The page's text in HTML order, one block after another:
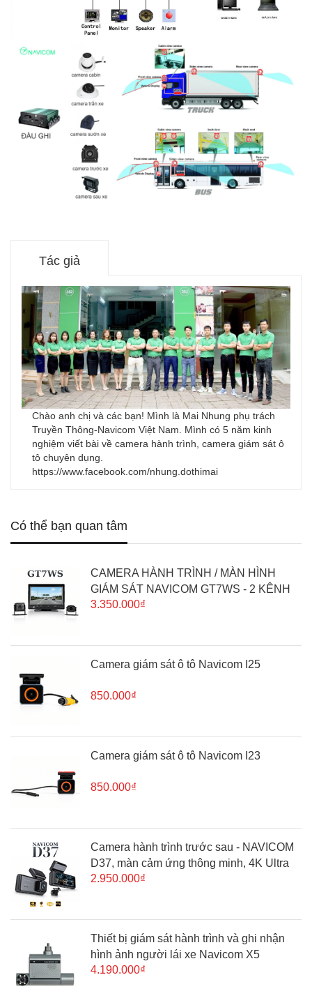
Tác giả
Chào anh chị và các bạn! Mình là Mai Nhung phụ trách
Truyền Thông-Navicom Việt Nam. Mình có 5 năm kinh
nghiệm viết bài về camera hành trình, camera giám sát ô
tô chuyên dụng.
https://www.facebook.com/nhung.dothimai
Có thể bạn quan tâm
CAMERA HÀNH TRÌNH / MÀN HÌNH
GIÁM SÁT NAVICOM GT7WS - 2 KÊNH
2K, TÍCH HỢP WIFI & GPS
3.350.000₫
Camera giám sát ô tô Navicom I25
850.000₫
Camera giám sát ô tô Navicom I23
850.000₫
Camera hành trình trước sau - NAVICOM
D37, màn cảm ứng thông minh, 4K Ultra
HD
2.950.000₫
Thiết bị giám sát hành trình và ghi nhận
hình ảnh người lái xe Navicom X5
4.190.000₫